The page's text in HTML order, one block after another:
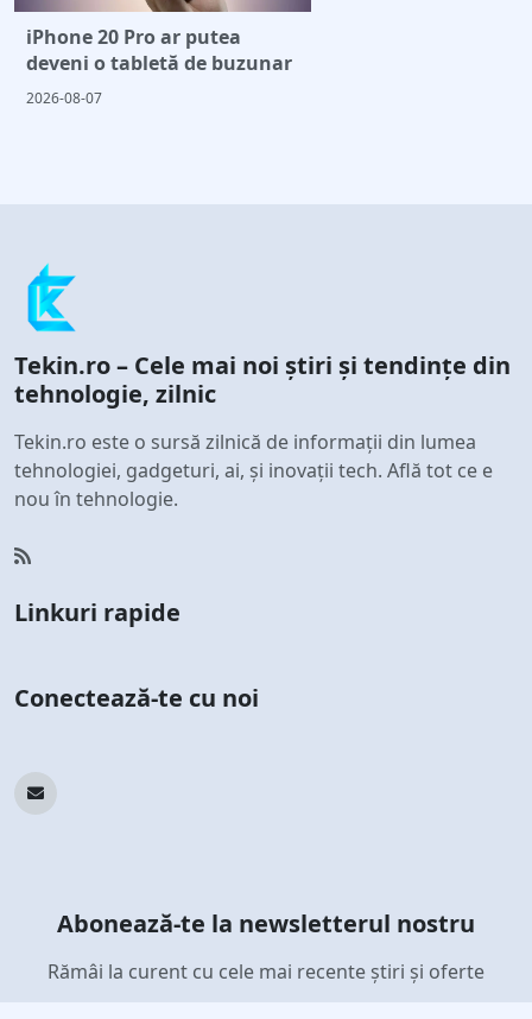
iPhone 20 Pro ar putea
deveni o tabletă de buzunar
2026-08-07
Tekin.ro – Cele mai noi știri și tendințe din
tehnologie, zilnic
Tekin.ro este o sursă zilnică de informații din lumea
tehnologiei, gadgeturi, ai, și inovații tech. Află tot ce e
nou în tehnologie.
Linkuri rapide
Conectează-te cu noi
Abonează-te la newsletterul nostru
Rămâi la curent cu cele mai recente știri și oferte